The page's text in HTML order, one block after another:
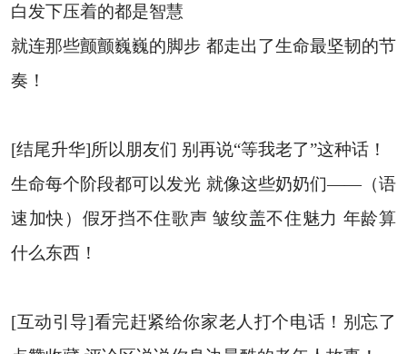
白发下压着的都是智慧
就连那些颤颤巍巍的脚步 都走出了生命最坚韧的节
奏！
[结尾升华]所以朋友们 别再说“等我老了”这种话！
生命每个阶段都可以发光 就像这些奶奶们——（语
速加快）假牙挡不住歌声 皱纹盖不住魅力 年龄算
什么东西！
[互动引导]看完赶紧给你家老人打个电话！别忘了